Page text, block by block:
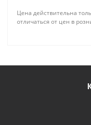
Цена действительна
отличаться от цен в